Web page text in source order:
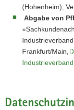
(Hohenheim);
Abgabe von
Frankfurt/Main,